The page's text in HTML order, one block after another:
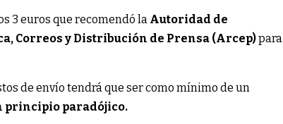
3 euros que recomendó la Autoridad de
Correos y Distribución de Prensa (Arcep)para
de envío tendrá que ser como mínimo de un
principio paradójico.